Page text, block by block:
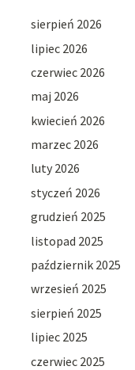
sierpień 2026
lipiec 2026
czerwiec 2026
maj 2026
kwiecień 2026
marzec 2026
luty 2026
styczeń 2026
grudzień 2025
listopad 2025
październik 2025
wrzesień 2025
sierpień 2025
lipiec 2025
czerwiec 2025